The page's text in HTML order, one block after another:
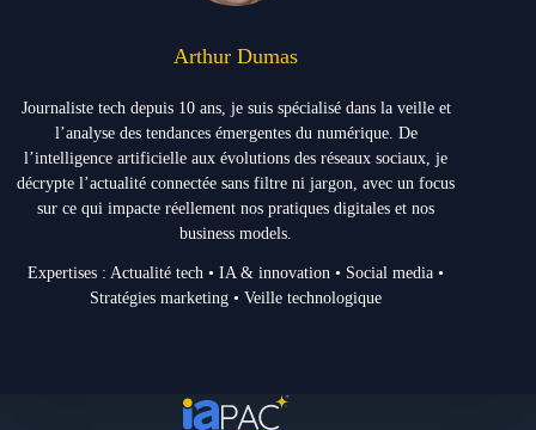
Arthur Dumas
Journaliste tech depuis 10 ans, je suis spécialisé dans la veille et
l’analyse des tendances émergentes du numérique. De
l’intelligence artificielle aux évolutions des réseaux sociaux, je
décrypte l’actualité connectée sans filtre ni jargon, avec un focus
sur ce qui impacte réellement nos pratiques digitales et nos
business models.
Expertises : Actualité tech • IA & innovation • Social media •
Stratégies marketing • Veille technologique